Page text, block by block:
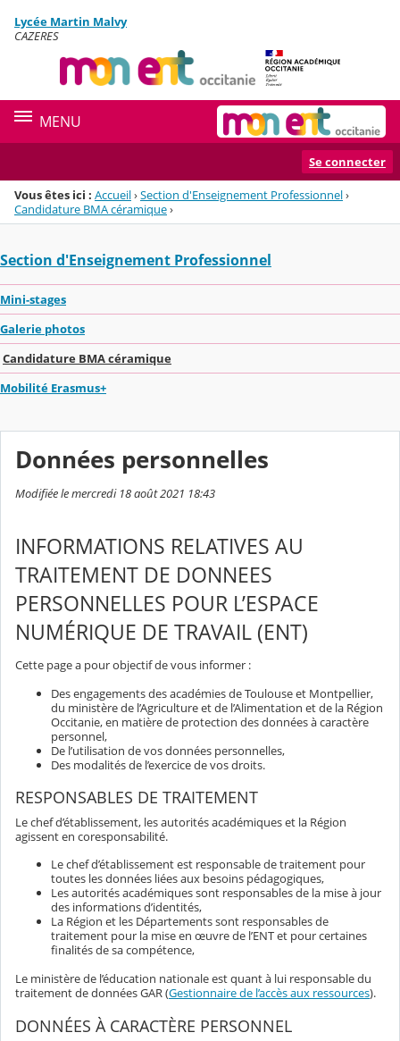
Menu de la rubrique
Contenu
Lycée Martin Malvy
CAZERES
MENU
Se connecter
Vous êtes ici : Accueil›Section d'Enseignement Professionnel›
Candidature BMA céramique›
Section d'Enseignement Professionnel
Mini-stages
Galerie photos
Candidature BMA céramique
Mobilité Erasmus+
Données personnelles
Modifiée le mercredi 18 août 2021 18:43
INFORMATIONS RELATIVES AU
TRAITEMENT DE DONNEES
PERSONNELLES POUR L’ESPACE
NUMÉRIQUE DE TRAVAIL (ENT)
Cette page a pour objectif de vous informer :
Des engagements des académies de Toulouse et Montpellier,
du ministère de l’Agriculture et de l’Alimentation et de la Région
Occitanie, en matière de protection des données à caractère
personnel,
De l’utilisation de vos données personnelles,
Des modalités de l’exercice de vos droits.
RESPONSABLES DE TRAITEMENT
Le chef d’établissement, les autorités académiques et la Région
agissent en coresponsabilité.
Le chef d’établissement est responsable de traitement pour
toutes les données liées aux besoins pédagogiques,
Les autorités académiques sont responsables de la mise à jour
des informations d’identités,
La Région et les Départements sont responsables de
traitement pour la mise en œuvre de l’ENT et pour certaines
finalités de sa compétence,
Le ministère de l’éducation nationale est quant à lui responsable du
traitement de données GAR (Gestionnaire de l’accès aux ressources).
DONNÉES À CARACTÈRE PERSONNEL